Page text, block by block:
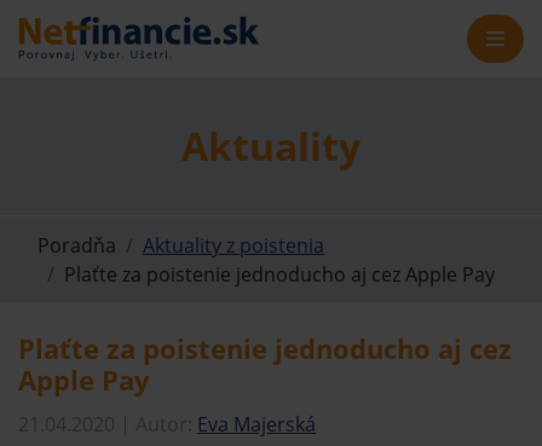
Aktuality
Poradňa
Aktuality z poistenia
Plaťte za poistenie jednoducho aj cez Apple Pay
Plaťte za poistenie jednoducho aj cez
Apple Pay
21.04.2020 | Autor: Eva Majerská